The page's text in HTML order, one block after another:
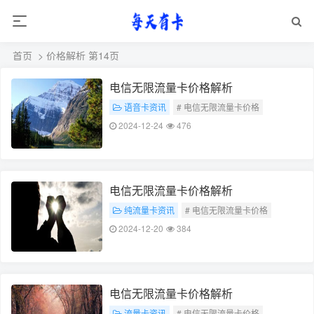
首页 > 价格解析 第14页
电信无限流量卡价格解析
语音卡资讯
# 电信无限流量卡价格
# 价格解析
2024-12-24 476
电信无限流量卡价格解析
纯流量卡资讯
# 电信无限流量卡价格
# 价格解析
2024-12-20 384
电信无限流量卡价格解析